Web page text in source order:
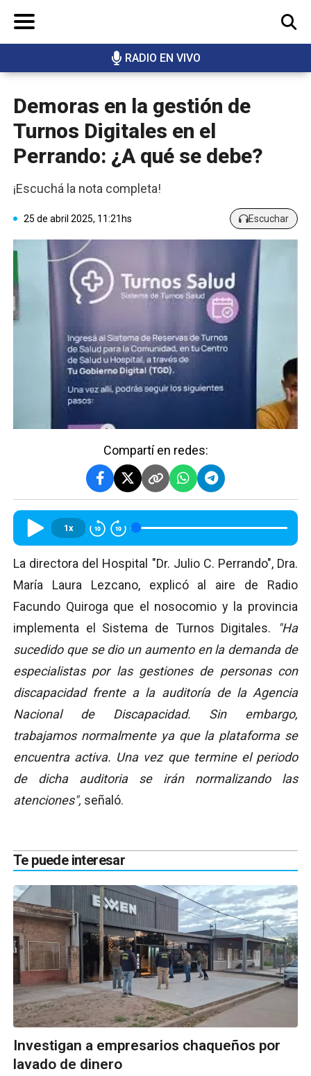
RADIO EN VIVO
BUSCAR
Demoras en la gestión de
Turnos Digitales en el
Perrando: ¿A qué se debe?
¡Escuchá la nota completa!
25 de abril 2025, 11:21hs Escuchar
Compartí en redes:
1x
La directora del Hospital "Dr. Julio C. Perrando", Dra.
María Laura Lezcano, explicó al aire de Radio
Facundo Quiroga que el nosocomio y la provincia
implementa el Sistema de Turnos Digitales.
"Ha
sucedido que se dio un aumento en la demanda de
especialistas por las gestiones de personas con
discapacidad frente a la auditoría de la Agencia
Nacional de Discapacidad. Sin embargo,
trabajamos normalmente ya que la plataforma se
encuentra activa. Una vez que termine el periodo
de dicha auditoria se irán normalizando las
atenciones", señaló.
Te puede interesar
Investigan a empresarios chaqueños por
lavado de dinero